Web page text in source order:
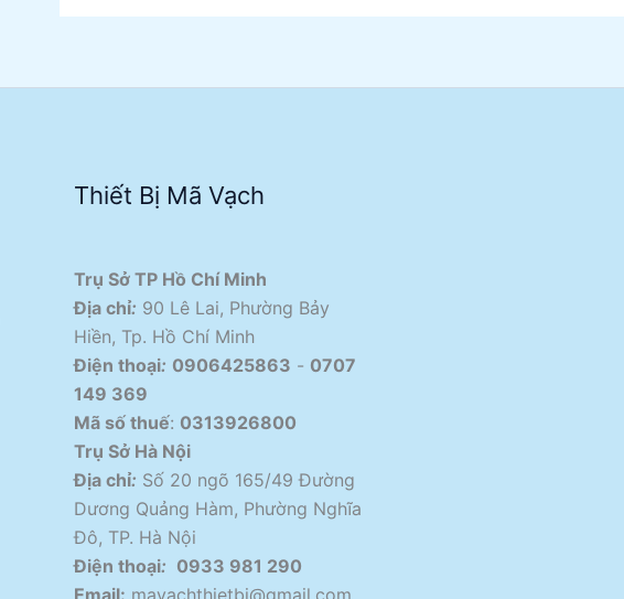
Thiết Bị Mã Vạch
Trụ Sở TP Hồ Chí Minh
Địa chỉ: 90 Lê Lai, Phường Bảy
Hiền, Tp. Hồ Chí Minh
Điện thoại: 0906425863 - 0707
149 369
Mã số thuế: 0313926800
Trụ Sở Hà Nội
Địa chỉ: Số 20 ngõ 165/49 Đường
Dương Quảng Hàm, Phường Nghĩa
Đô, TP. Hà Nội
Điện thoại: 0933 981 290